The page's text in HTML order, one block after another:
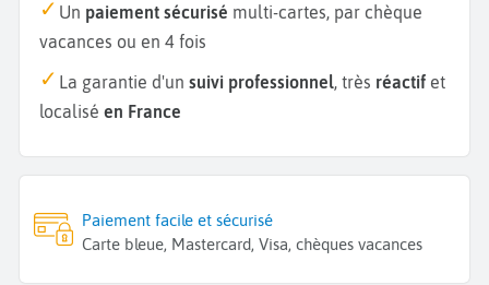
Un paiement sécurisé multi-cartes, par chèque
vacances ou en 4 fois
La garantie d'un suivi professionnel, très réactif et
localisé en France
Paiement facile et sécurisé
Carte bleue, Mastercard, Visa, chèques vacances